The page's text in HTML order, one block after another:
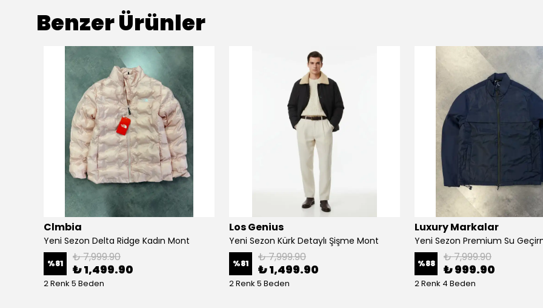
Benzer Ürünler
Clmbia
Yeni Sezon Delta Ridge Kadın Mont
%81 ₺ 7,999.90
₺ 1,499.90
2 Renk 5 Beden
Los Genius
Yeni Sezon Kürk Detaylı Şişme Mont
%81 ₺ 7,999.90
₺ 1,499.90
2 Renk 5 Beden
Luxury Markalar
%88 ₺ 7,999.90
₺ 999.90
2 Renk 4 Beden